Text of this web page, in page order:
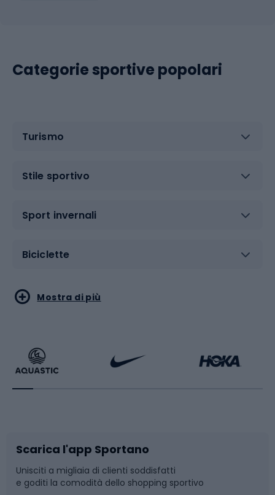
Categorie sportive popolari
Turismo
Stile sportivo
Sport invernali
Biciclette
Sport acquatici
Bikepacking
Bushcraft
Corsa
Sport di arti marziali
Sport con le racchette
Slitte e slittini
Snowboard
Mostra di più
Scarica l'app Sportano
Unisciti a migliaia di clienti soddisfatti
e goditi la comodità dello shopping sportivo